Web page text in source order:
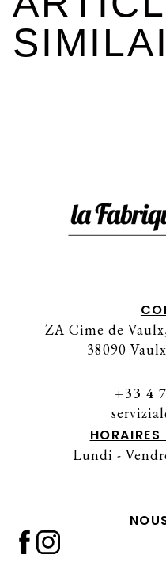
ZA Cime de
38090
+33 4
Lundi -